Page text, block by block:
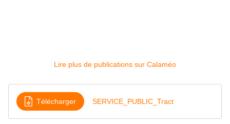
Lire plus de publications sur Calaméo
Télécharger SERVICE_PUBLIC_Tract